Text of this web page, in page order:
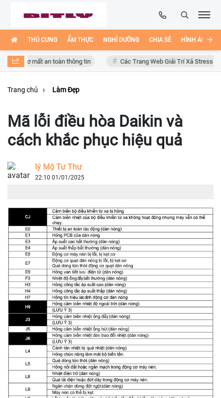
THÚ CƯNG ẨM THỰC NGHỈ DƯỠNG CHIA SẺ HÌNH ẢNH
mất an toàn thông tin Các Trang Web Giải Trí Xả Stress Cực Hay
Trang chủ Làm Đẹp
Mã lỗi điều hòa Daikin và
cách khắc phục hiệu quả
lý Mộ Tư Thư
22:10 01/01/2025